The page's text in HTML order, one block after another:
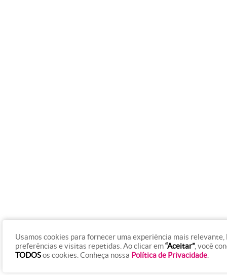
Usamos cookies para fornecer uma experiência mais relevante,
preferências e visitas repetidas. Ao clicar em“Aceitar”, você
TODOSos cookies. Conheça nossa Política de Privacidade.